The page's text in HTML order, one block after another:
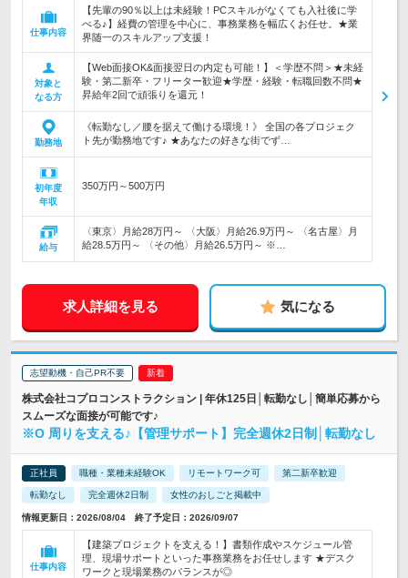
仕事内容
【先輩の90％以上は未経験！PCスキルがなくても入社後に学
べる♪】経費の管理を中心に、事務業務を幅広くお任せ。★業
界随一のスキルアップ支援！
対象と
なる方
【Web面接OK&面接翌日の内定も可能！】＜学歴不問＞★未経
験・第二新卒・フリーター歓迎★学歴・経験・転職回数不問★
昇給年2回で頑張りを還元！
勤務地
《転勤なし／腰を据えて働ける環境！》 全国の各プロジェク
ト先が勤務地です♪ ★あなたの好きな街でず…
初年度
年収
350万円～500万円
給与
〈東京〉月給28万円～ 〈大阪〉月給26.9万円～ 〈名古屋〉月
給28.5万円～ 〈その他〉月給26.5万円～ ※…
求人詳細を見る 気になる
志望動機・自己PR不要
株式会社コプロコンストラクション | 年休125日│転勤なし│簡単応募から
スムーズな面接が可能です♪
※O 周りを支える♪【管理サポート】完全週休2日制│転勤なし
正社員 職種・業種未経験OK リモートワーク可 第二新卒歓迎
転勤なし 完全週休2日制 女性のおしごと掲載中
情報更新日：2026/08/04 終了予定日：2026/09/07
仕事内容
【建築プロジェクトを支える！】書類作成やスケジュール管
理、現場サポートといった事務業務をお任せします ★デスク
ワークと現場業務のバランスが◎